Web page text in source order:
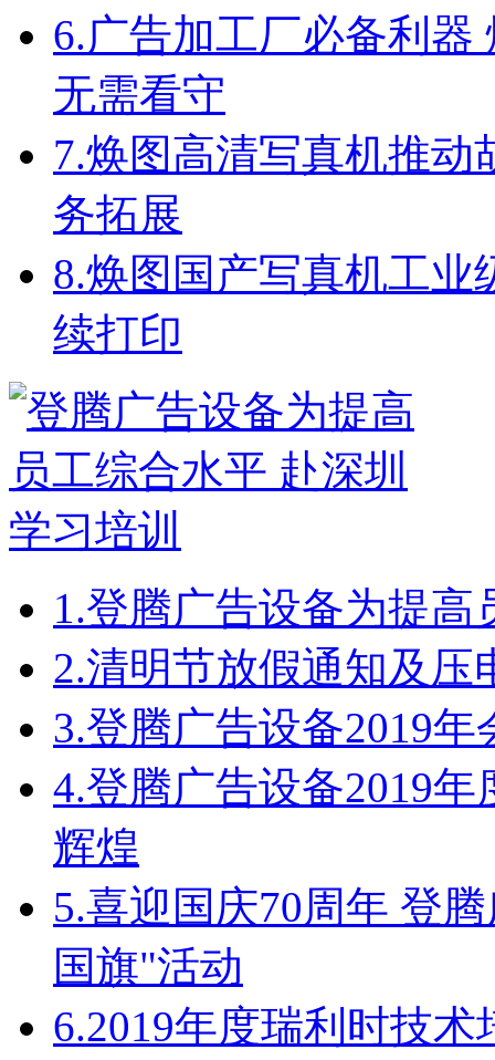
6.广告加工厂必备利器
无需看守
7.焕图高清写真机推动
务拓展
8.焕图国产写真机工业
续打印
1.登腾广告设备为提高
2.清明节放假通知及压
3.登腾广告设备2019
4.登腾广告设备2019
辉煌
5.喜迎国庆70周年 登
国旗"活动
6.2019年度瑞利时技